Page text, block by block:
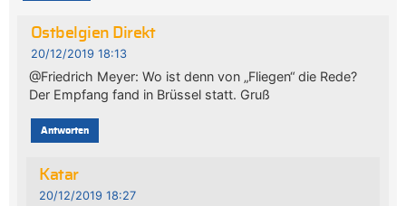
Ostbelgien Direkt
20/12/2019 18:13
@Friedrich Meyer: Wo ist denn von „Fliegen“ die Rede?
Der Empfang fand in Brüssel statt. Gruß
Antworten
Katar
20/12/2019 18:27